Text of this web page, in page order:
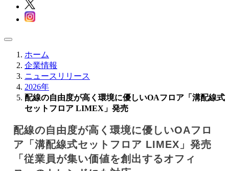
ホーム
企業情報
ニュースリリース
2026年
配線の自由度が高く環境に優しいOAフロア「溝配線式
セットフロア LIMEX」発売
配線の自由度が高く環境に優しいOAフロ
ア 「溝配線式セットフロア LIMEX」発売
「従業員が集い価値を創出するオフィ